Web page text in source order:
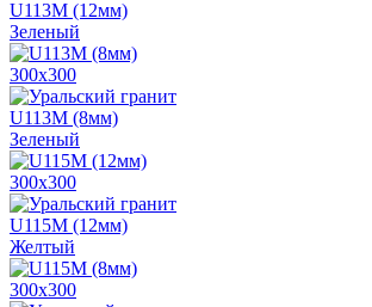
U113M (12мм)
Зеленый
300х300
U113M (8мм)
Зеленый
300х300
U115M (12мм)
Желтый
300х300